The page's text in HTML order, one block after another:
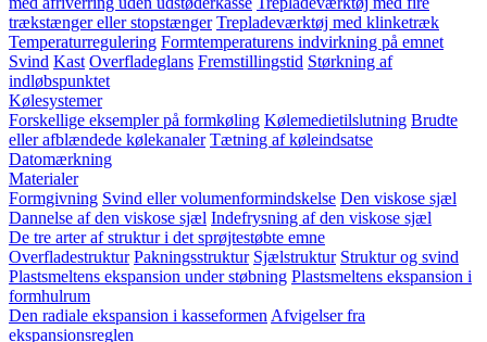
trækstænger eller stopstænger Trepladeværktøj med klinketræk
Temperaturregulering Formtemperaturens indvirkning på emnet
Svind Kast Overfladeglans Fremstillingstid Størkning af
indløbspunktet
Kølesystemer
Forskellige eksempler på formkøling Kølemedietilslutning Brudte
eller afblændede kølekanaler Tætning af køleindsatse
Datomærkning
Materialer
Formgivning Svind eller volumenformindskelse Den viskose sjæl
Dannelse af den viskose sjæl Indefrysning af den viskose sjæl
De tre arter af struktur i det sprøjtestøbte emne
Overfladestruktur Pakningsstruktur Sjælstruktur Struktur og svind
Plastsmeltens ekspansion under støbning Plastsmeltens ekspansion i
formhulrum
Den radiale ekspansion i kasseformen Afvigelser fra
ekspansionsreglen